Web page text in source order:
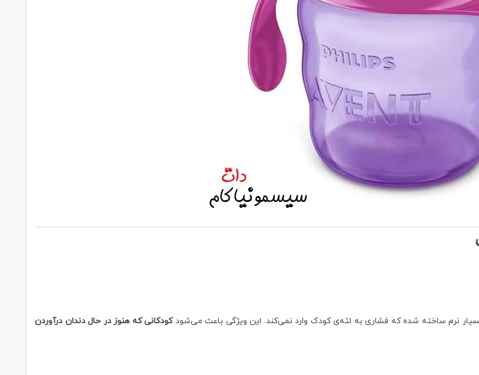
نرم ساخته شده که فشاری به لثه‌ی کودک وارد نمی‌کند. این ویژگی باعث می‌شودکودکانی که هنوز در حال دندان درآوردن